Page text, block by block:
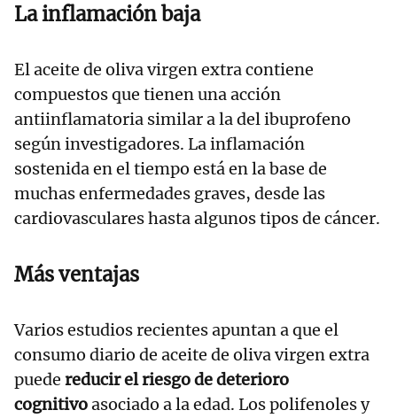
La inflamación baja
El aceite de oliva virgen extra contiene
compuestos que tienen una acción
antiinflamatoria similar a la del ibuprofeno
según investigadores. La inflamación
sostenida en el tiempo está en la base de
muchas enfermedades graves, desde las
cardiovasculares hasta algunos tipos de cáncer.
Más ventajas
Varios estudios recientes apuntan a que el
consumo diario de aceite de oliva virgen extra
puede reducir el riesgo de deterioro
cognitivoasociado a la edad. Los polifenoles y